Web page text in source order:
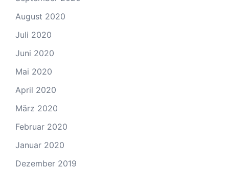
August 2020
Juli 2020
Juni 2020
Mai 2020
April 2020
März 2020
Februar 2020
Januar 2020
Dezember 2019